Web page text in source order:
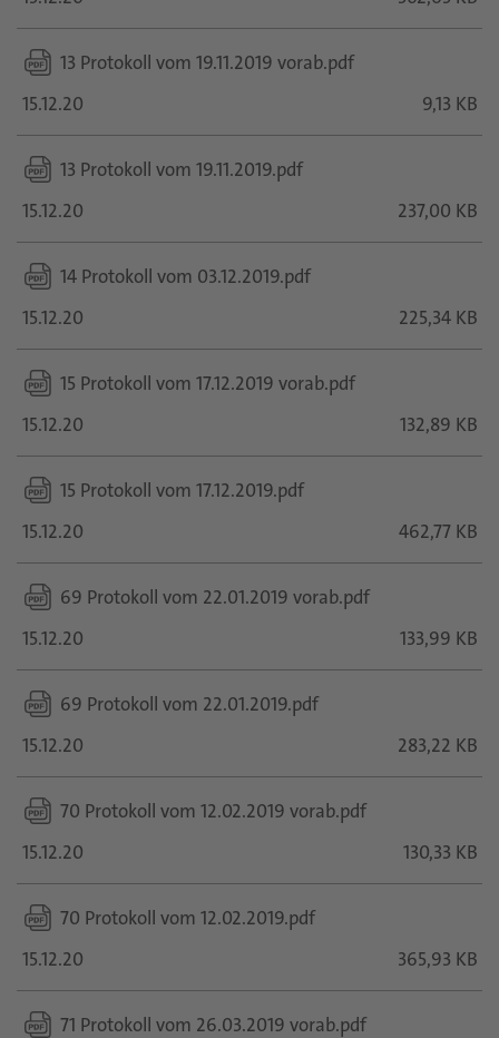
13 Protokoll vom 19.11.2019 vorab.pdf
15.12.20
9,13 KB
13 Protokoll vom 19.11.2019.pdf
15.12.20
237,00 KB
14 Protokoll vom 03.12.2019.pdf
15.12.20
225,34 KB
15 Protokoll vom 17.12.2019 vorab.pdf
15.12.20
132,89 KB
15 Protokoll vom 17.12.2019.pdf
15.12.20
462,77 KB
69 Protokoll vom 22.01.2019 vorab.pdf
15.12.20
133,99 KB
69 Protokoll vom 22.01.2019.pdf
15.12.20
283,22 KB
70 Protokoll vom 12.02.2019 vorab.pdf
15.12.20
130,33 KB
70 Protokoll vom 12.02.2019.pdf
15.12.20
365,93 KB
71 Protokoll vom 26.03.2019 vorab.pdf